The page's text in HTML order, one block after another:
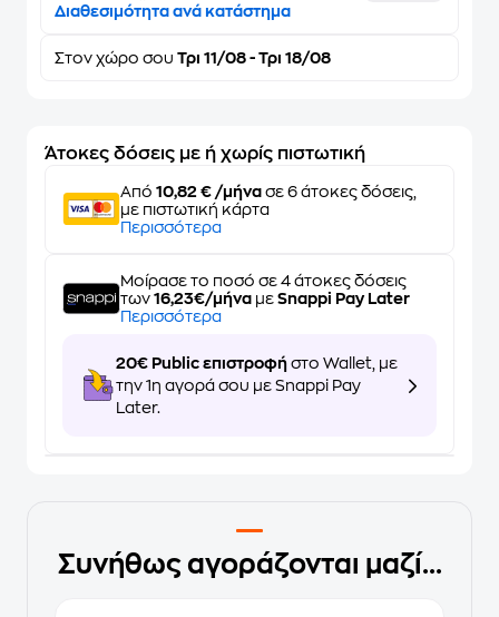
Διαθεσιμότητα ανά κατάστημα
Στον χώρο σου Τρι 11/08 - Τρι 18/08
Άτοκες δόσεις με ή χωρίς πιστωτική
Από 10,82 € /μήνα σε 6 άτοκες δόσεις,
με πιστωτική κάρτα
Περισσότερα
Μοίρασε το ποσό σε 4 άτοκες δόσεις
των 16,23€/μήνα με Snappi Pay Later
Περισσότερα
20€ Public επιστροφή στο Wallet, με
την 1η αγορά σου με Snappi Pay
Later.
Συνήθως αγοράζονται μαζί...